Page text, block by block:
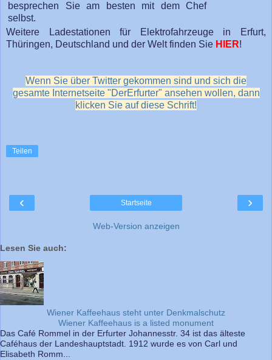
besprechen Sie am besten mit dem Chef
selbst.
Weitere Ladestationen für Elektrofahrzeuge in Erfurt,
Thüringen, Deutschland und der Welt finden Sie HIER!
Wenn Sie über Twitter gekommen sind und sich die
gesamte Internetseite "DerErfurter" ansehen wollen, dann
klicken Sie auf diese Schrift!
Teilen
‹ ›
Startseite
Web-Version anzeigen
Lesen Sie auch:
Wiener Kaffeehaus steht unter Denkmalschutz
Wiener Kaffeehaus is a listed monument
Das Café Rommel in der Erfurter Johannesstr. 34 ist das älteste
Caféhaus der Landeshauptstadt. 1912 wurde es von Carl und
Elisabeth Romm...